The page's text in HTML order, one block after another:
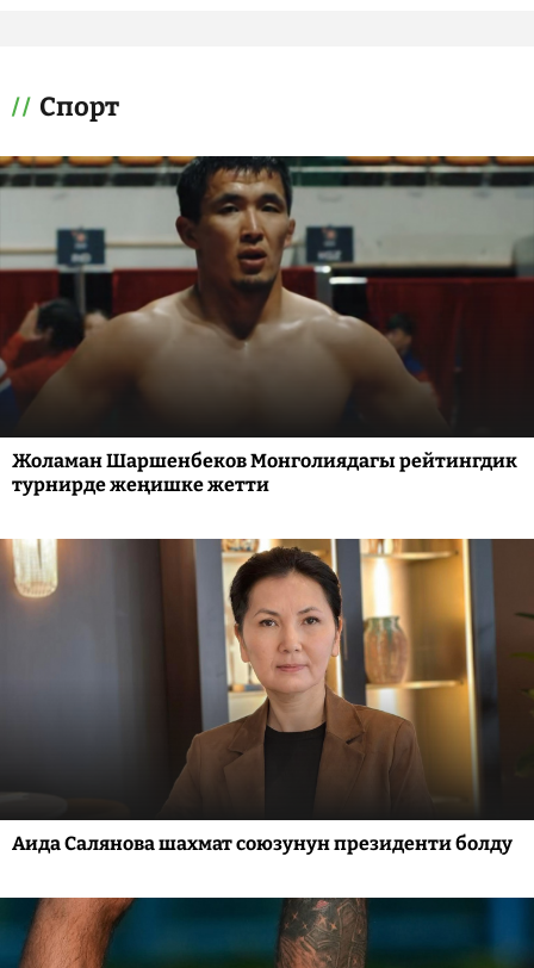
Спорт
Жоламан Шаршенбеков Монголиядагы рейтингдик
турнирде жеңишке жетти
Аида Салянова шахмат союзунун президенти болду